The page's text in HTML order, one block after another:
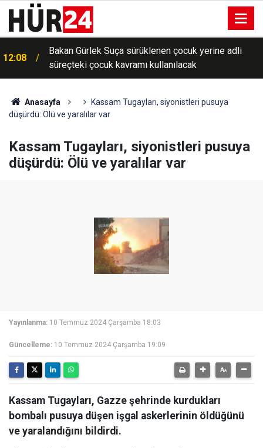
12:08
Bakan Gürlek Suça sürüklenen çocuk yerine adli
süreçteki çocuk kavramı kullanılacak
Anasayfa
Kassam Tugayları, siyonistleri pusuya
düşürdü: Ölü ve yaralılar var
Kassam Tugayları, siyonistleri pusuya
düşürdü: Ölü ve yaralılar var
Yayınlanma: 10 Temmuz 2024 Çarşamba 18:03
Güncelleme: 10 Temmuz 2024 Çarşamba 19:09
Kassam Tugayları, Gazze şehrinde kurdukları
bombalı pusuya düşen işgal askerlerinin öldüğünü
ve yaralandığını bildirdi.